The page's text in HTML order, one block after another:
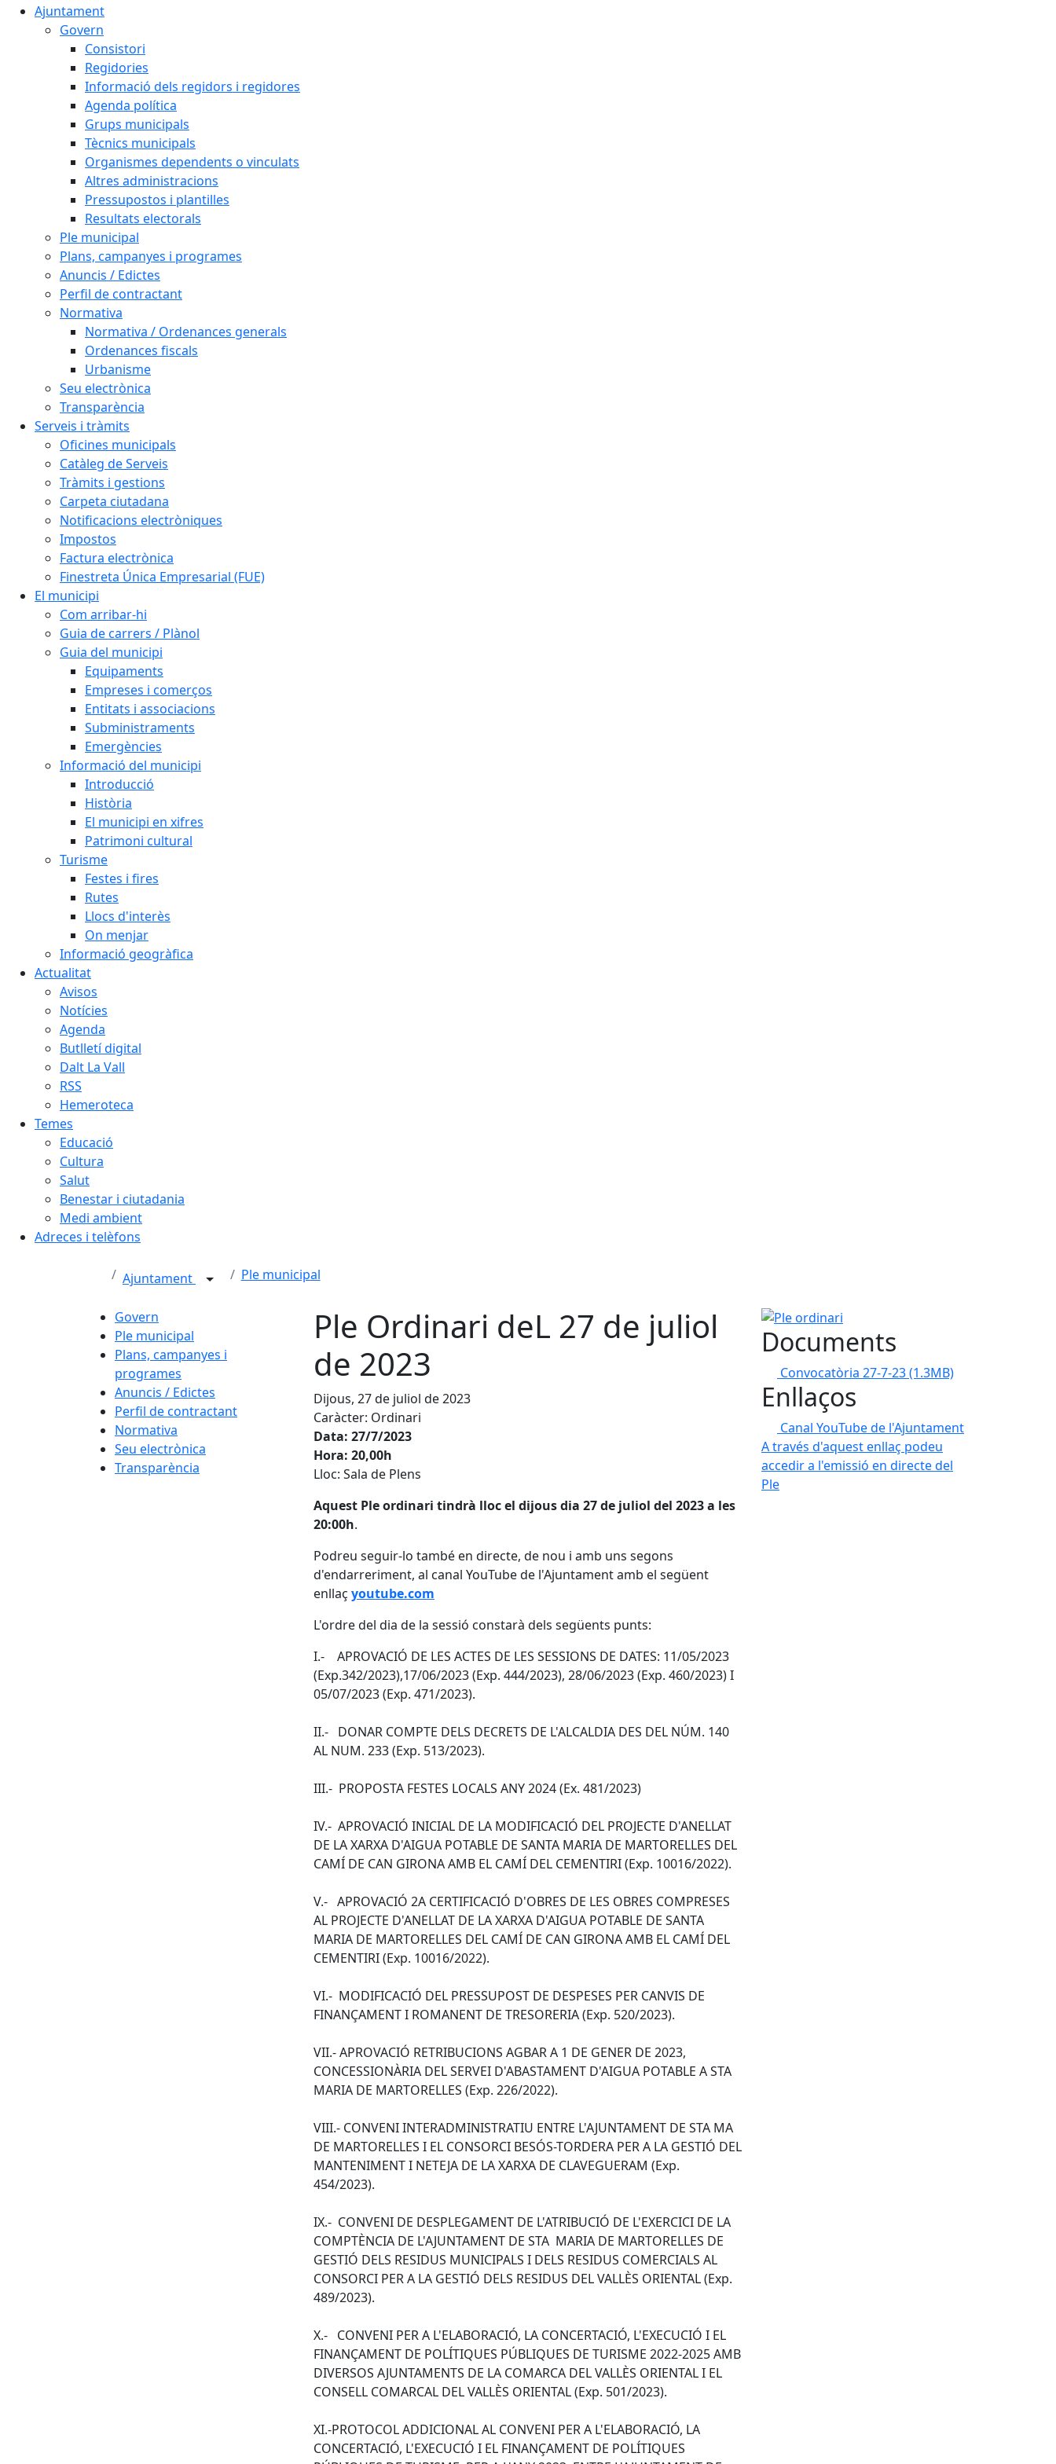
Ajuntament
Govern
Consistori
Regidories
Informació dels regidors i regidores
Agenda política
Grups municipals
Tècnics municipals
Organismes dependents o vinculats
Altres administracions
Pressupostos i plantilles
Resultats electorals
Ple municipal
Plans, campanyes i programes
Anuncis / Edictes
Perfil de contractant
Normativa
Normativa / Ordenances generals
Ordenances fiscals
Urbanisme
Seu electrònica
Transparència
Serveis i tràmits
Oficines municipals
Catàleg de Serveis
Tràmits i gestions
Carpeta ciutadana
Notificacions electròniques
Impostos
Factura electrònica
Finestreta Única Empresarial (FUE)
El municipi
Com arribar-hi
Guia de carrers / Plànol
Guia del municipi
Equipaments
Empreses i comerços
Entitats i associacions
Subministraments
Emergències
Informació del municipi
Introducció
Història
El municipi en xifres
Patrimoni cultural
Turisme
Festes i fires
Rutes
Llocs d'interès
On menjar
Informació geogràfica
Actualitat
Avisos
Notícies
Agenda
Butlletí digital
Dalt La Vall
RSS
Hemeroteca
Temes
Educació
Cultura
Salut
Benestar i ciutadania
Medi ambient
Adreces i telèfons
Ajuntament Ple municipal
Govern
Ple municipal
Plans, campanyes i
programes
Anuncis / Edictes
Perfil de contractant
Normativa
Seu electrònica
Transparència
Ple Ordinari deL 27 de juliol
de 2023
Dijous, 27 de juliol de 2023
Caràcter: Ordinari
Data: 27/7/2023
Hora: 20,00h
Lloc: Sala de Plens
Aquest Ple ordinari tindrà lloc el dijous dia 27 de juliol del 2023 a les
20:00h.
Podreu seguir-lo també en directe, de nou i amb uns segons
d'endarreriment, al canal YouTube de l'Ajuntament amb el següent
enllaç youtube.com
L'ordre del dia de la sessió constarà dels següents punts:
I.- APROVACIÓ DE LES ACTES DE LES SESSIONS DE DATES: 11/05/2023
(Exp.342/2023),17/06/2023 (Exp. 444/2023), 28/06/2023 (Exp. 460/2023) I
05/07/2023 (Exp. 471/2023).
II.- DONAR COMPTE DELS DECRETS DE L'ALCALDIA DES DEL NÚM. 140
AL NUM. 233 (Exp. 513/2023).
III.- PROPOSTA FESTES LOCALS ANY 2024 (Ex. 481/2023)
IV.- APROVACIÓ INICIAL DE LA MODIFICACIÓ DEL PROJECTE D'ANELLAT
DE LA XARXA D'AIGUA POTABLE DE SANTA MARIA DE MARTORELLES DEL
CAMÍ DE CAN GIRONA AMB EL CAMÍ DEL CEMENTIRI (Exp. 10016/2022).
V.- APROVACIÓ 2A CERTIFICACIÓ D'OBRES DE LES OBRES COMPRESES
AL PROJECTE D'ANELLAT DE LA XARXA D'AIGUA POTABLE DE SANTA
MARIA DE MARTORELLES DEL CAMÍ DE CAN GIRONA AMB EL CAMÍ DEL
CEMENTIRI (Exp. 10016/2022).
VI.- MODIFICACIÓ DEL PRESSUPOST DE DESPESES PER CANVIS DE
FINANÇAMENT I ROMANENT DE TRESORERIA (Exp. 520/2023).
VII.- APROVACIÓ RETRIBUCIONS AGBAR A 1 DE GENER DE 2023,
CONCESSIONÀRIA DEL SERVEI D'ABASTAMENT D'AIGUA POTABLE A STA
MARIA DE MARTORELLES (Exp. 226/2022).
VIII.- CONVENI INTERADMINISTRATIU ENTRE L'AJUNTAMENT DE STA MA
DE MARTORELLES I EL CONSORCI BESÓS-TORDERA PER A LA GESTIÓ DEL
MANTENIMENT I NETEJA DE LA XARXA DE CLAVEGUERAM (Exp.
454/2023).
IX.- CONVENI DE DESPLEGAMENT DE L'ATRIBUCIÓ DE L'EXERCICI DE LA
COMPTÈNCIA DE L'AJUNTAMENT DE STA MARIA DE MARTORELLES DE
GESTIÓ DELS RESIDUS MUNICIPALS I DELS RESIDUS COMERCIALS AL
CONSORCI PER A LA GESTIÓ DELS RESIDUS DEL VALLÈS ORIENTAL (Exp.
489/2023).
X.- CONVENI PER A L'ELABORACIÓ, LA CONCERTACIÓ, L'EXECUCIÓ I EL
FINANÇAMENT DE POLÍTIQUES PÚBLIQUES DE TURISME 2022-2025 AMB
DIVERSOS AJUNTAMENTS DE LA COMARCA DEL VALLÈS ORIENTAL I EL
CONSELL COMARCAL DEL VALLÈS ORIENTAL (Exp. 501/2023).
XI.-PROTOCOL ADDICIONAL AL CONVENI PER A L'ELABORACIÓ, LA
CONCERTACIÓ, L'EXECUCIÓ I EL FINANÇAMENT DE POLÍTIQUES
Ple ordinari
Documents
Convocatòria 27-7-23(1.3MB)
Enllaços
Canal YouTube de l'Ajuntament
A través d'aquest enllaç podeu
accedir a l'emissió en directe del
Ple